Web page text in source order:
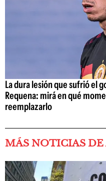
La dura lesión que sufrió el
Requena: mirá en qué
reemplazarlo
MÁS NOTICIAS